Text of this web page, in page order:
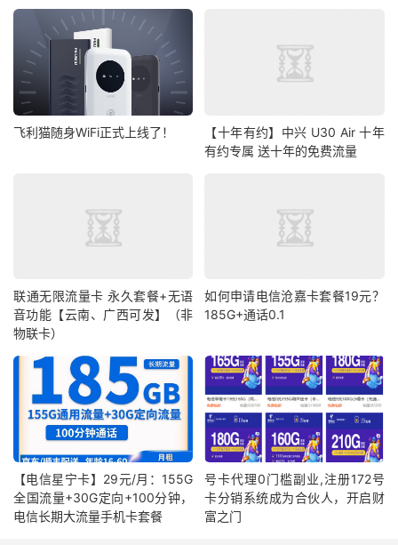
飞利猫随身WiFi正式上线了！
【十年有约】中兴 U30 Air 十年
有约专属 送十年的免费流量
联通无限流量卡 永久套餐+无语
音功能【云南、广西可发】（非
物联卡）
如何申请电信沧嘉卡套餐19元？
185G+通话0.1
【电信星宁卡】29元/月：155G
全国流量+30G定向+100分钟，
电信长期大流量手机卡套餐
号卡代理0门槛副业,注册172号
卡分销系统成为合伙人，开启财
富之门